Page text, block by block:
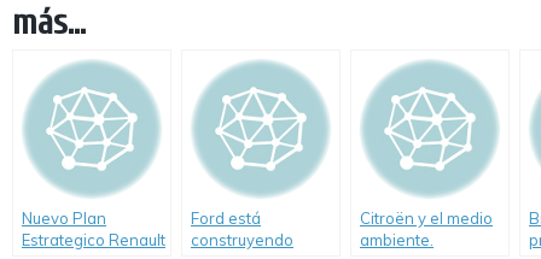
más...
Nuevo Plan
Estrategico Renault
Ford está
construyendo
Citroën y el medio
ambiente.